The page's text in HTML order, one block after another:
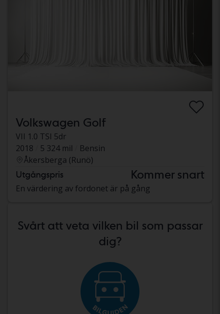
Volkswagen Golf
VII 1.0 TSI 5dr
2018
5 324 mil
Bensin
Åkersberga (Runö)
Utgångspris Kommer snart
En värdering av fordonet är på gång
Svårt att veta vilken bil som passar
dig?